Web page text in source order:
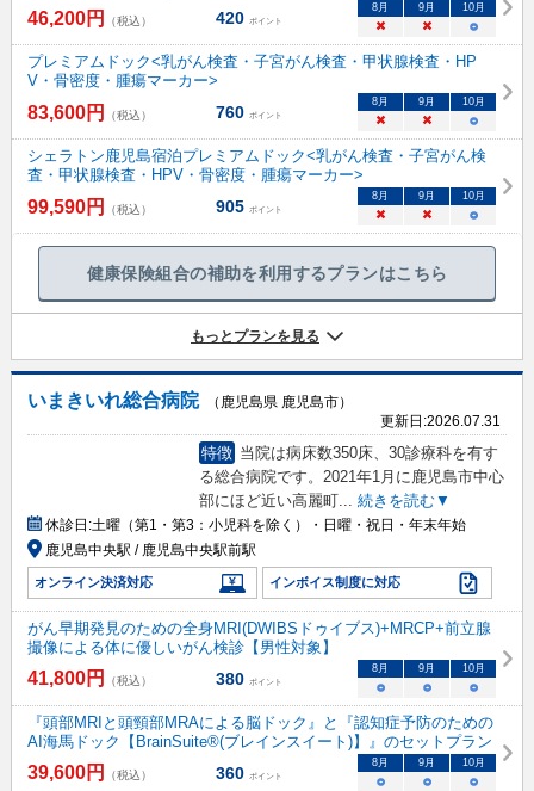
46,200円 （税込） 420 ポイント
8月 9月 10月
× × ○
プレミアムドック<乳がん検査・子宮がん検査・甲状腺検査・HP
V・骨密度・腫瘍マーカー>
83,600円 （税込） 760 ポイント
8月 9月 10月
× × ○
シェラトン鹿児島宿泊プレミアムドック<乳がん検査・子宮がん検
査・甲状腺検査・HPV・骨密度・腫瘍マーカー>
99,590円 （税込） 905 ポイント
8月 9月 10月
× × ○
健康保険組合の補助を利用するプランはこちら
もっとプランを見る
いまきいれ総合病院
（鹿児島県 鹿児島市）
更新日:2026.07.31
特徴 当院は病床数350床、30診療科を有す
る総合病院です。2021年1月に鹿児島市中心
部にほど近い高麗町... 続きを読む▼
休診日:土曜（第1・第3：小児科を除く）・日曜・祝日・年末年始
鹿児島中央駅 / 鹿児島中央駅前駅
オンライン決済対応 インボイス制度に対応
がん早期発見のための全身MRI(DWIBSドゥイブス)+MRCP+前立腺
撮像による体に優しいがん検診【男性対象】
41,800円 （税込） 380 ポイント
8 月 9 月 10月
○ ○ ○
『頭部MRIと頭頸部MRAによる脳ドック』と『認知症予防のための
AI海馬ドック【BrainSuite®️(ブレインスイート)】』のセットプラン
39,600円 （税込） 360 ポイント
8 月 9 月 10月
○ ○ ○